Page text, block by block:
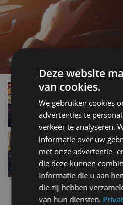
Auto bij 100 km/
Zo geniet je
nov 2019
Nieuwste
Deze website
van cookies.
We gebruiken cookies
advertenties te
verkeer te analyseren.
informatie over uw
met onze advertentie-
die deze kunnen
informatie die u aan
die zij hebben
van hun diensten.